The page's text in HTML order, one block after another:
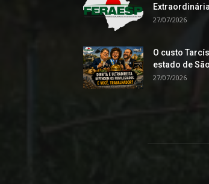
Extraordinária
27/07/2026
O custo
estado de
27/07/2026